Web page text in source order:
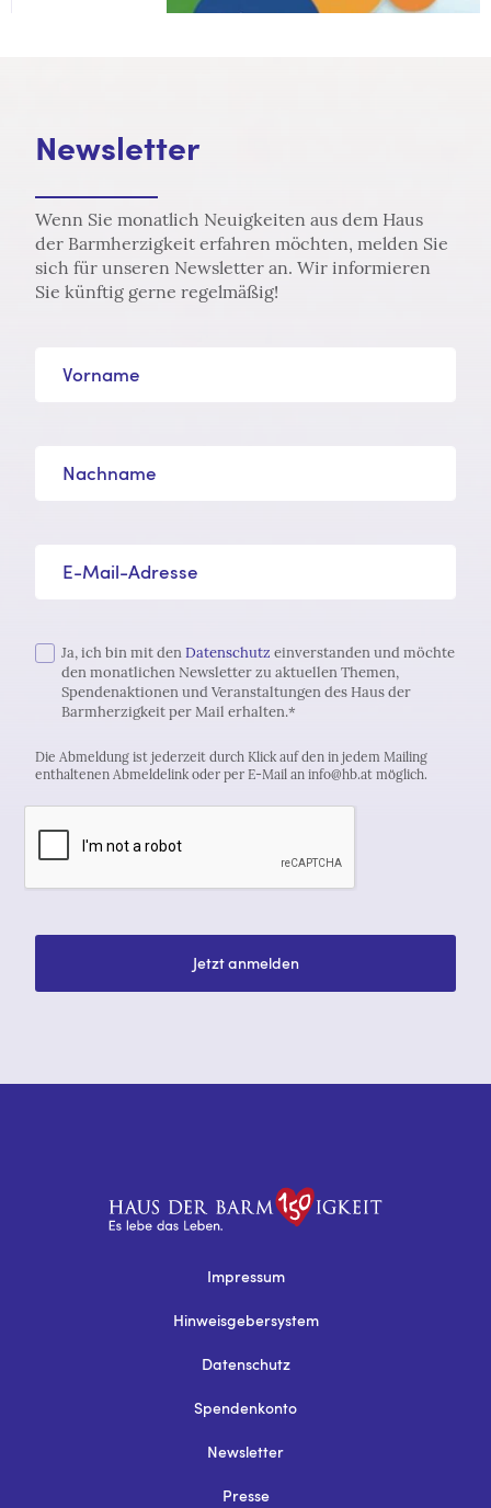
Newsletter
Wenn Sie monatlich Neuigkeiten aus dem Haus
der Barmherzigkeit erfahren möchten, melden Sie
sich für unseren Newsletter an. Wir informieren
Sie künftig gerne regelmäßig!
Ja, ich bin mit denDatenschutz einverstanden und möchte
den monatlichen Newsletter zu aktuellen Themen,
Spendenaktionen und Veranstaltungen des Haus der
Barmherzigkeit per Mail erhalten.*
Die Abmeldung ist jederzeit durch Klick auf den in jedem Mailing
enthaltenen Abmeldelink oder per E-Mail an info@hb.at möglich.
Jetzt anmelden
Impressum
Hinweisgebersystem
Datenschutz
Spendenkonto
Newsletter
Presse